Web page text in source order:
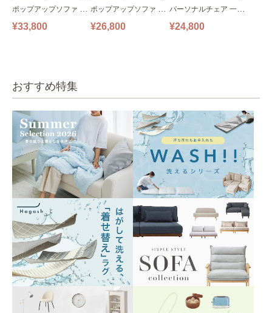
ポップアップソファ ソ
ファ フロアソファ 幅14
¥33,800
ポップアップソファ ソ
ファ フロアソファ 幅10
¥26,800
パーソナルチェア 一人
掛けソファ O’HANA ソ
¥24,800
おすすめ特集